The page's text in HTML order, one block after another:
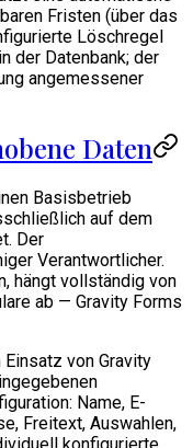
Fristen (über das
Löschregel
der Datenbank; der
angemessener
Daten
Basisbetrieb
auf dem
Der
Verantwortlicher.
hängt vollständig von
ab — Gravity Forms
von Gravity
Name, E-
Freitext, Auswahlen,